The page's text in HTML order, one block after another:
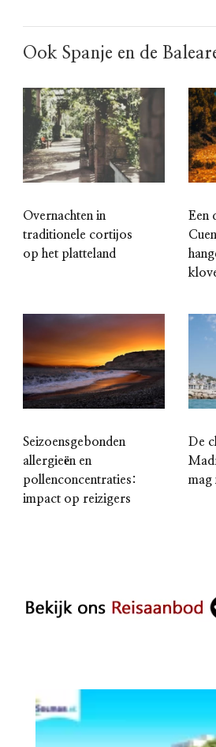
Ook Spanje en de
Overnachten in
traditionele cortijos
op het platteland
Een
Seizoensgebonden
allergieën en
pollenconcentraties:
impact op reizigers
De
mag